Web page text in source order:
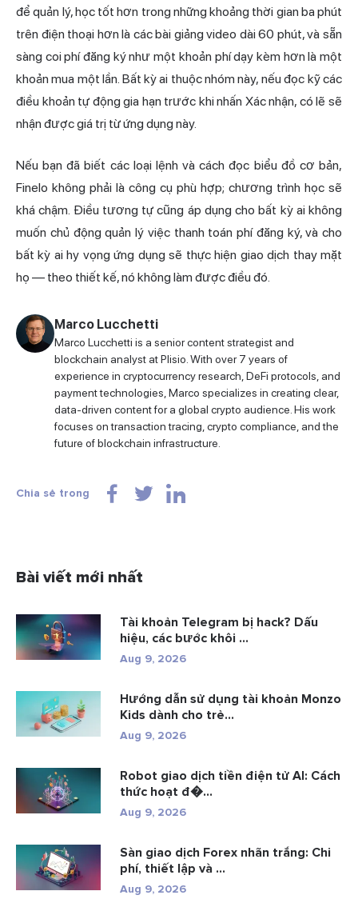
để quản lý, học tốt hơn trong những khoảng thời gian ba phút
trên điện thoại hơn là các bài giảng video dài 60 phút, và sẵn
sàng coi phí đăng ký như một khoản phí dạy kèm hơn là một
khoản mua một lần. Bất kỳ ai thuộc nhóm này, nếu đọc kỹ các
điều khoản tự động gia hạn trước khi nhấn Xác nhận, có lẽ sẽ
nhận được giá trị từ ứng dụng này.
Nếu bạn đã biết các loại lệnh và cách đọc biểu đồ cơ bản,
Finelo không phải là công cụ phù hợp; chương trình học sẽ
khá chậm. Điều tương tự cũng áp dụng cho bất kỳ ai không
muốn chủ động quản lý việc thanh toán phí đăng ký, và cho
bất kỳ ai hy vọng ứng dụng sẽ thực hiện giao dịch thay mặt
họ — theo thiết kế, nó không làm được điều đó.
Marco Lucchetti
Marco Lucchetti is a senior content strategist and
blockchain analyst at Plisio. With over 7 years of
experience in cryptocurrency research, DeFi protocols, and
payment technologies, Marco specializes in creating clear,
data-driven content for a global crypto audience. His work
focuses on transaction tracing, crypto compliance, and the
future of blockchain infrastructure.
Chia sẻ trong
Bài viết mới nhất
Tài khoản Telegram bị hack? Dấu
hiệu, các bước khôi ...
Aug 9, 2026
Hướng dẫn sử dụng tài khoản Monzo
Kids dành cho trẻ...
Aug 9, 2026
Robot giao dịch tiền điện tử AI: Cách
thức hoạt đ�...
Aug 9, 2026
Sàn giao dịch Forex nhãn trắng: Chi
phí, thiết lập và ...
Aug 9, 2026